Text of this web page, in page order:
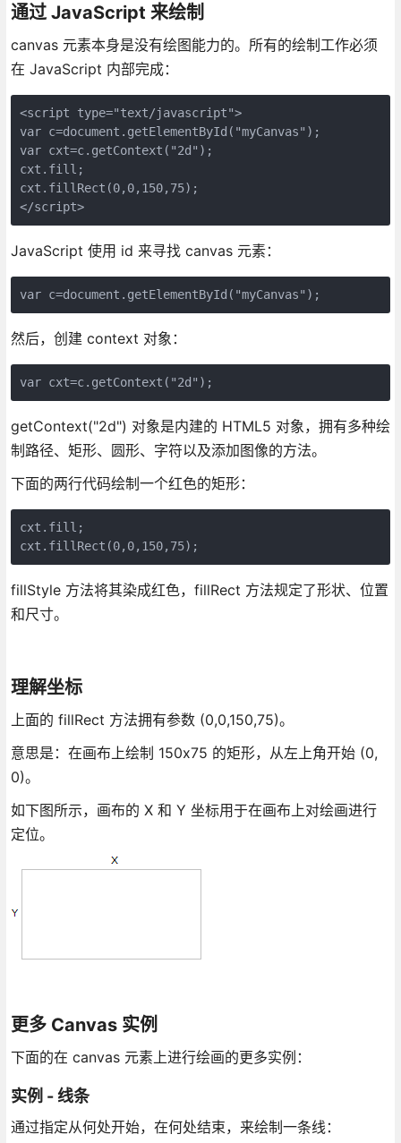
通过 JavaScript 来绘制
canvas 元素本身是没有绘图能力的。所有的绘制工作必须
在 JavaScript 内部完成：
<script type="text/javascript">
var c=document.getElementById("myCanvas");
var cxt=c.getContext("2d");
cxt.fill;
cxt.fillRect(0,0,150,75);
</script>
JavaScript 使用 id 来寻找 canvas 元素：
var c=document.getElementById("myCanvas");
然后，创建 context 对象：
var cxt=c.getContext("2d");
getContext("2d") 对象是内建的 HTML5 对象，拥有多种绘
制路径、矩形、圆形、字符以及添加图像的方法。
下面的两行代码绘制一个红色的矩形：
cxt.fill;
fillStyle 方法将其染成红色，fillRect 方法规定了形状、位置
和尺寸。
理解坐标
上面的 fillRect 方法拥有参数 (0,0,150,75)。
意思是：在画布上绘制 150x75 的矩形，从左上角开始 (0,
0)。
如下图所示，画布的 X 和 Y 坐标用于在画布上对绘画进行
定位。
更多 Canvas 实例
下面的在 canvas 元素上进行绘画的更多实例：
实例 - 线条
通过指定从何处开始，在何处结束，来绘制一条线：